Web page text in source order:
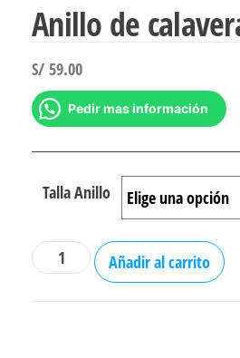
Anillo de
S/ 59.00
Pedir mas información
Talla Anillo
Anillo
de
Añadir al carrito